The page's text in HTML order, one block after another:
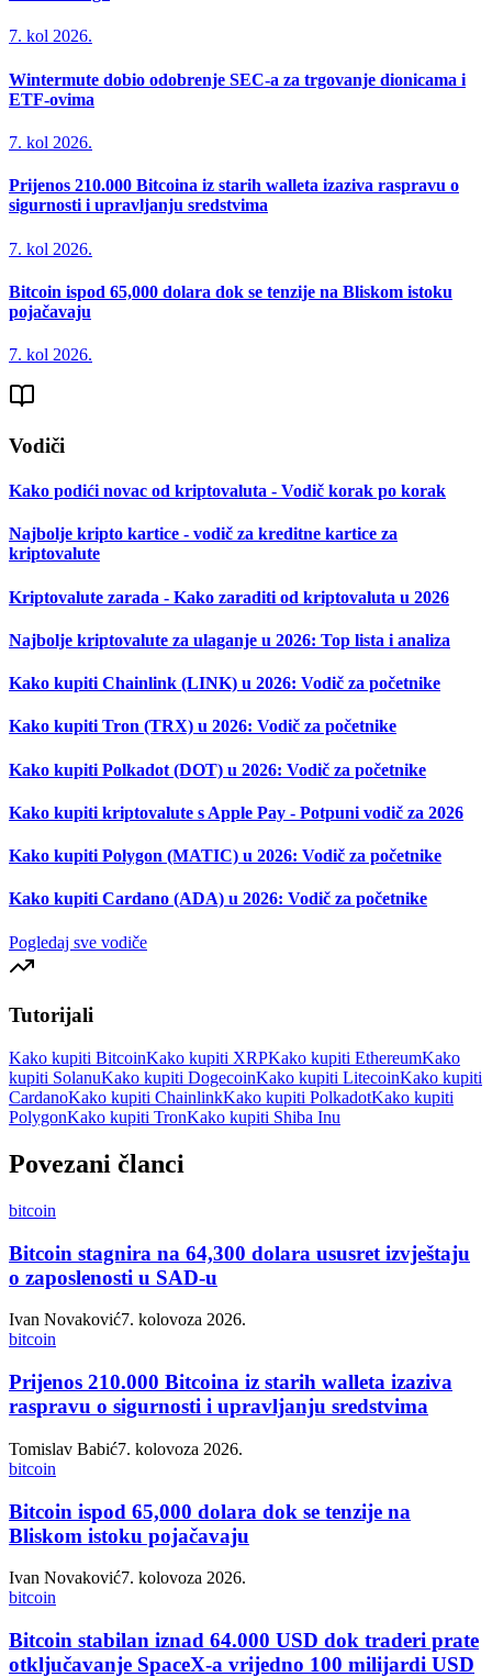
7. kol 2026.
Wintermute dobio odobrenje SEC-a za trgovanje dionicama i
ETF-ovima
7. kol 2026.
Prijenos 210.000 Bitcoina iz starih walleta izaziva raspravu o
sigurnosti i upravljanju sredstvima
7. kol 2026.
Bitcoin ispod 65,000 dolara dok se tenzije na Bliskom istoku
pojačavaju
7. kol 2026.
Vodiči
Kako podići novac od kriptovaluta - Vodič korak po korak
Najbolje kripto kartice - vodič za kreditne kartice za
kriptovalute
Kriptovalute zarada - Kako zaraditi od kriptovaluta u 2026
Najbolje kriptovalute za ulaganje u 2026: Top lista i analiza
Kako kupiti Chainlink (LINK) u 2026: Vodič za početnike
Kako kupiti Tron (TRX) u 2026: Vodič za početnike
Kako kupiti Polkadot (DOT) u 2026: Vodič za početnike
Kako kupiti kriptovalute s Apple Pay - Potpuni vodič za 2026
Kako kupiti Polygon (MATIC) u 2026: Vodič za početnike
Kako kupiti Cardano (ADA) u 2026: Vodič za početnike
Pogledaj sve vodiče
Tutorijali
Kako kupiti BitcoinKako kupiti XRPKako kupiti EthereumKako
kupiti SolanuKako kupiti DogecoinKako kupiti LitecoinKako kupiti
CardanoKako kupiti ChainlinkKako kupiti PolkadotKako kupiti
PolygonKako kupiti TronKako kupiti Shiba Inu
Povezani članci
bitcoin
Bitcoin stagnira na 64,300 dolara ususret izvještaju
o zaposlenosti u SAD-u
Ivan Novaković7. kolovoza 2026.
bitcoin
Prijenos 210.000 Bitcoina iz starih walleta izaziva
raspravu o sigurnosti i upravljanju sredstvima
Tomislav Babić7. kolovoza 2026.
bitcoin
Bitcoin ispod 65,000 dolara dok se tenzije na
Bliskom istoku pojačavaju
Ivan Novaković7. kolovoza 2026.
bitcoin
Bitcoin stabilan iznad 64.000 USD dok traderi prate
otključavanje SpaceX-a vrijedno 100 milijardi USD